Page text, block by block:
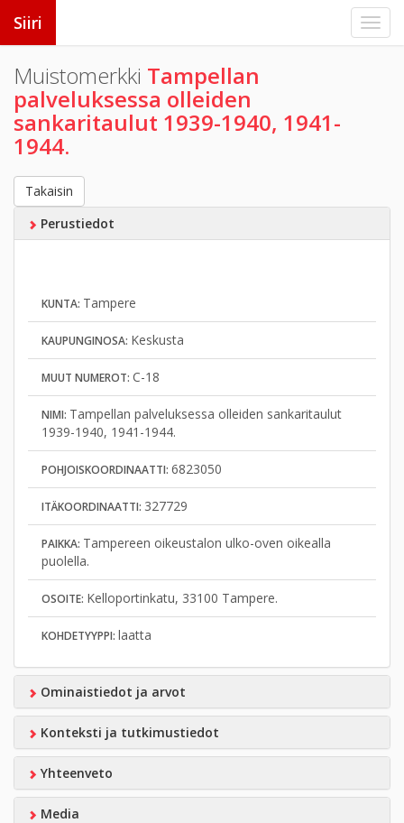
Siiri
Muistomerkki Tampellan
palveluksessa olleiden
sankaritaulut 1939-1940, 1941-
1944.
Takaisin
Perustiedot
KUNTA: Tampere
KAUPUNGINOSA: Keskusta
MUUT NUMEROT: C-18
NIMI: Tampellan palveluksessa olleiden sankaritaulut
1939-1940, 1941-1944.
POHJOISKOORDINAATTI: 6823050
ITÄKOORDINAATTI: 327729
PAIKKA: Tampereen oikeustalon ulko-oven oikealla
puolella.
OSOITE: Kelloportinkatu, 33100 Tampere.
KOHDETYYPPI: laatta
Ominaistiedot ja arvot
Konteksti ja tutkimustiedot
Yhteenveto
Media